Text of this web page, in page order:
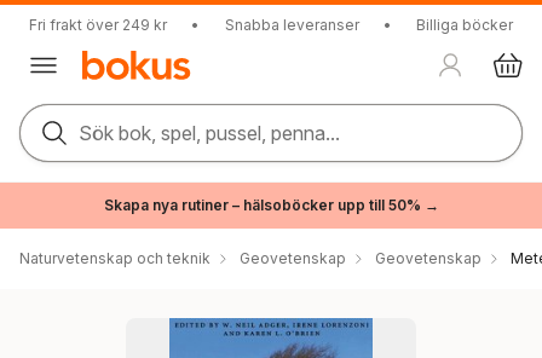
Fri frakt över 249 kr • Snabba leveranser • Billiga böcker
Sök bok, spel, pussel, penna...
Skapa nya rutiner – hälsoböcker upp till 50% →
Naturvetenskap och teknik Geovetenskap Geovetenskap